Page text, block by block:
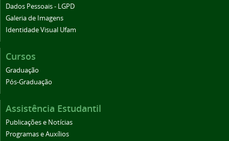
Dados Pessoais - LGPD
Galeria de Imagens
Identidade Visual Ufam
Cursos
Graduação
Pós-Graduação
Assistência Estudantil
Publicações e Notícias
Programas e Auxílios